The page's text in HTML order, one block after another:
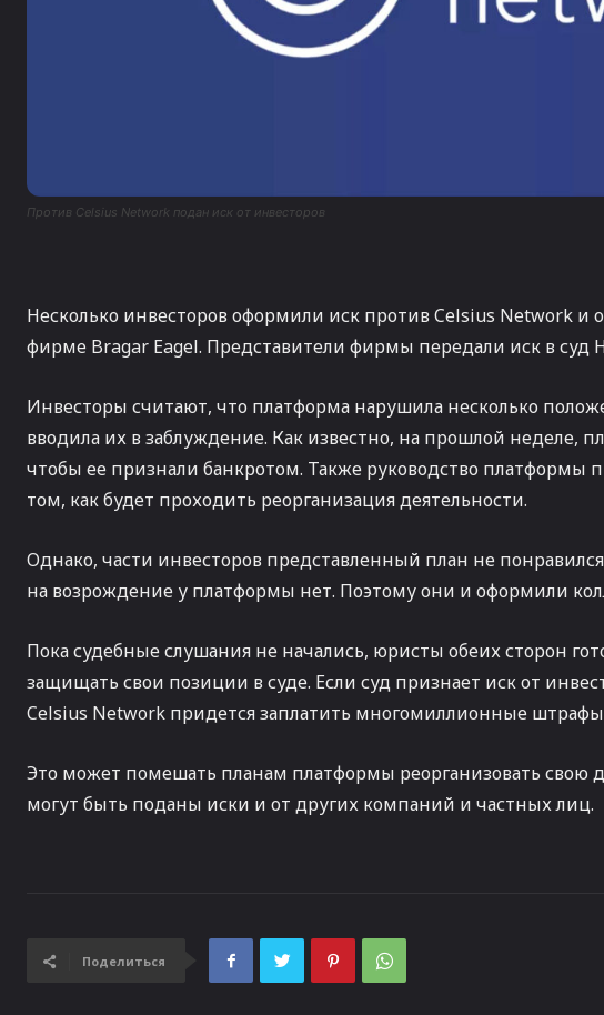
Против Celsius Network подан иск от инвесторов
Несколько инвесторов оформили иск против Celsius Network
фирме Bragar Eagel. Представители фирмы передали иск в суд
Инвесторы считают, что платформа нарушила несколько
вводила их в заблуждение. Как известно, на прошлой неделе,
чтобы ее признали банкротом. Также руководство платформы
том, как будет проходить реорганизация деятельности.
Однако, части инвесторов представленный план не
на возрождение у платформы нет. Поэтому они и оформили
Пока судебные слушания не начались, юристы обеих сторон
защищать свои позиции в суде. Если суд признает иск от
Celsius Network придется заплатить многомиллионные
Это может помешать планам платформы реорганизовать свою
могут быть поданы иски и от других компаний и частных лиц.
Поделиться